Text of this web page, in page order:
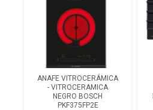
ANAFE VITROCERÁMICA
- VITROCERAMICA
NEGRO BOSCH
PKF375FP2E